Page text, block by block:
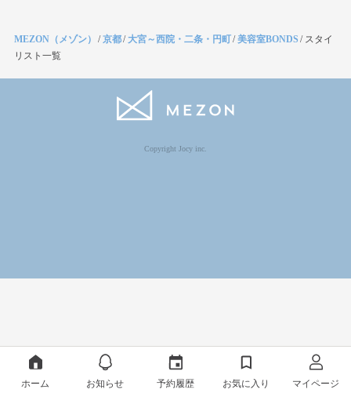
MEZON（メゾン） /京都/大宮～西院・二条・円町/美容室BONDS / スタイ
リスト一覧
Copyright Jocy inc.
ホーム お知らせ 予約履歴 お気に入り マイページ